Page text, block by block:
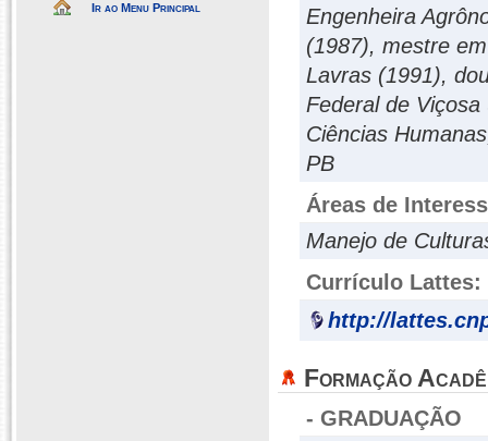
Ir ao Menu Principal
Engenheira
(1987), mestre
Lavras (1991),
Federal de
Ciências
PB
Áreas de
Manejo de
Currículo Lattes:
http://
Formação
- GRADUAÇÃO